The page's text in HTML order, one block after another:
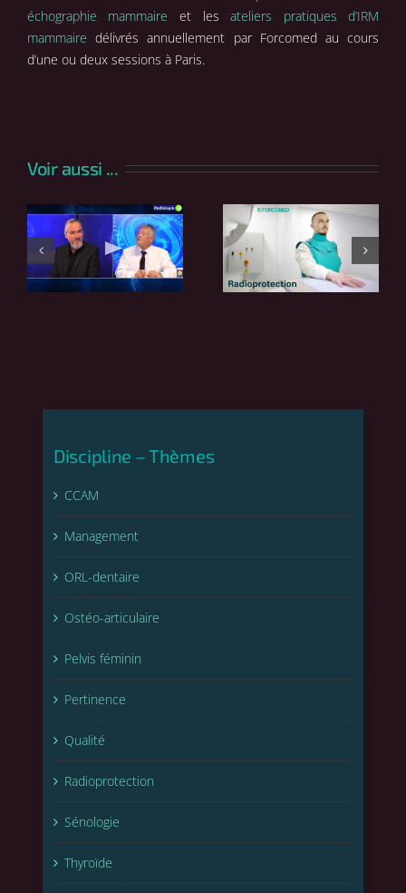
échographie mammaire et lesateliers pratiques d’IRM
mammaire délivrés annuellement par Forcomed au cours
d’une ou deux sessions à Paris.
Voir aussi ...
Discipline – Thèmes
CCAM
Management
ORL-dentaire
Ostéo-articulaire
Pelvis féminin
Pertinence
Qualité
Radioprotection
Sénologie
Thyroïde